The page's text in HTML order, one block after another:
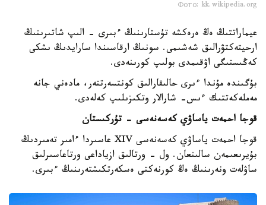
Фото: kk.wikipedia.org
عيماراتتىڭ ەڭ ەرەكشە تۇستارىنىڭ ءبىرى - الىپ شاتىرىنىڭ
ارحيتەكتۋرالىق شەشىمى. سونىڭ ارقاسىندا سارايدىڭ ىشكى
كەڭىستىگى اۋقىمدى بولىپ كورىنەدى.
بۇگىندە مۇندا ءىرى حالىقارالىق كونتسەرتتەر، مادەني جانە
مەملەكەتتىك ءىس- شارالار وتكىزىلىپ كەلەدى.
قوجا احمەت ياساۋي كەسەنەسى - تۇركىستان
قوجا احمەت ياساۋي كەسەنەسى XIV عاسىردا ءامىر تەمىردىڭ
بۇيرىعىمەن سالىنعان. ول - ورتالىق ازياداعى ورتاعاسىرلىق
ساۋلەت ونەرىنىڭ ەڭ كورنەكتى ەسكەرتكىشتەرىنىڭ ءبىرى.